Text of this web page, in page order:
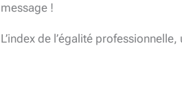
message !
L’index de l’égalité